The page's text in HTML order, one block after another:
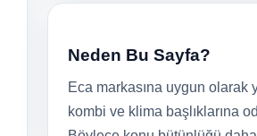
Neden Bu Sayfa?
Eca markasına uygun olarak
kombi ve klima başlıklarına